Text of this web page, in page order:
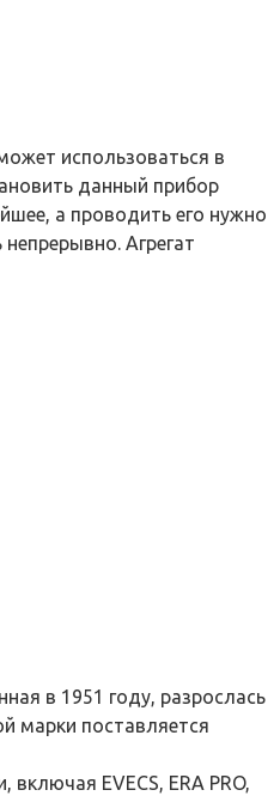
использоваться в
данный прибор
а проводить его нужно
Агрегат
в 1951 году, разрослась
марки поставляется
EVECS, ERA PRO,